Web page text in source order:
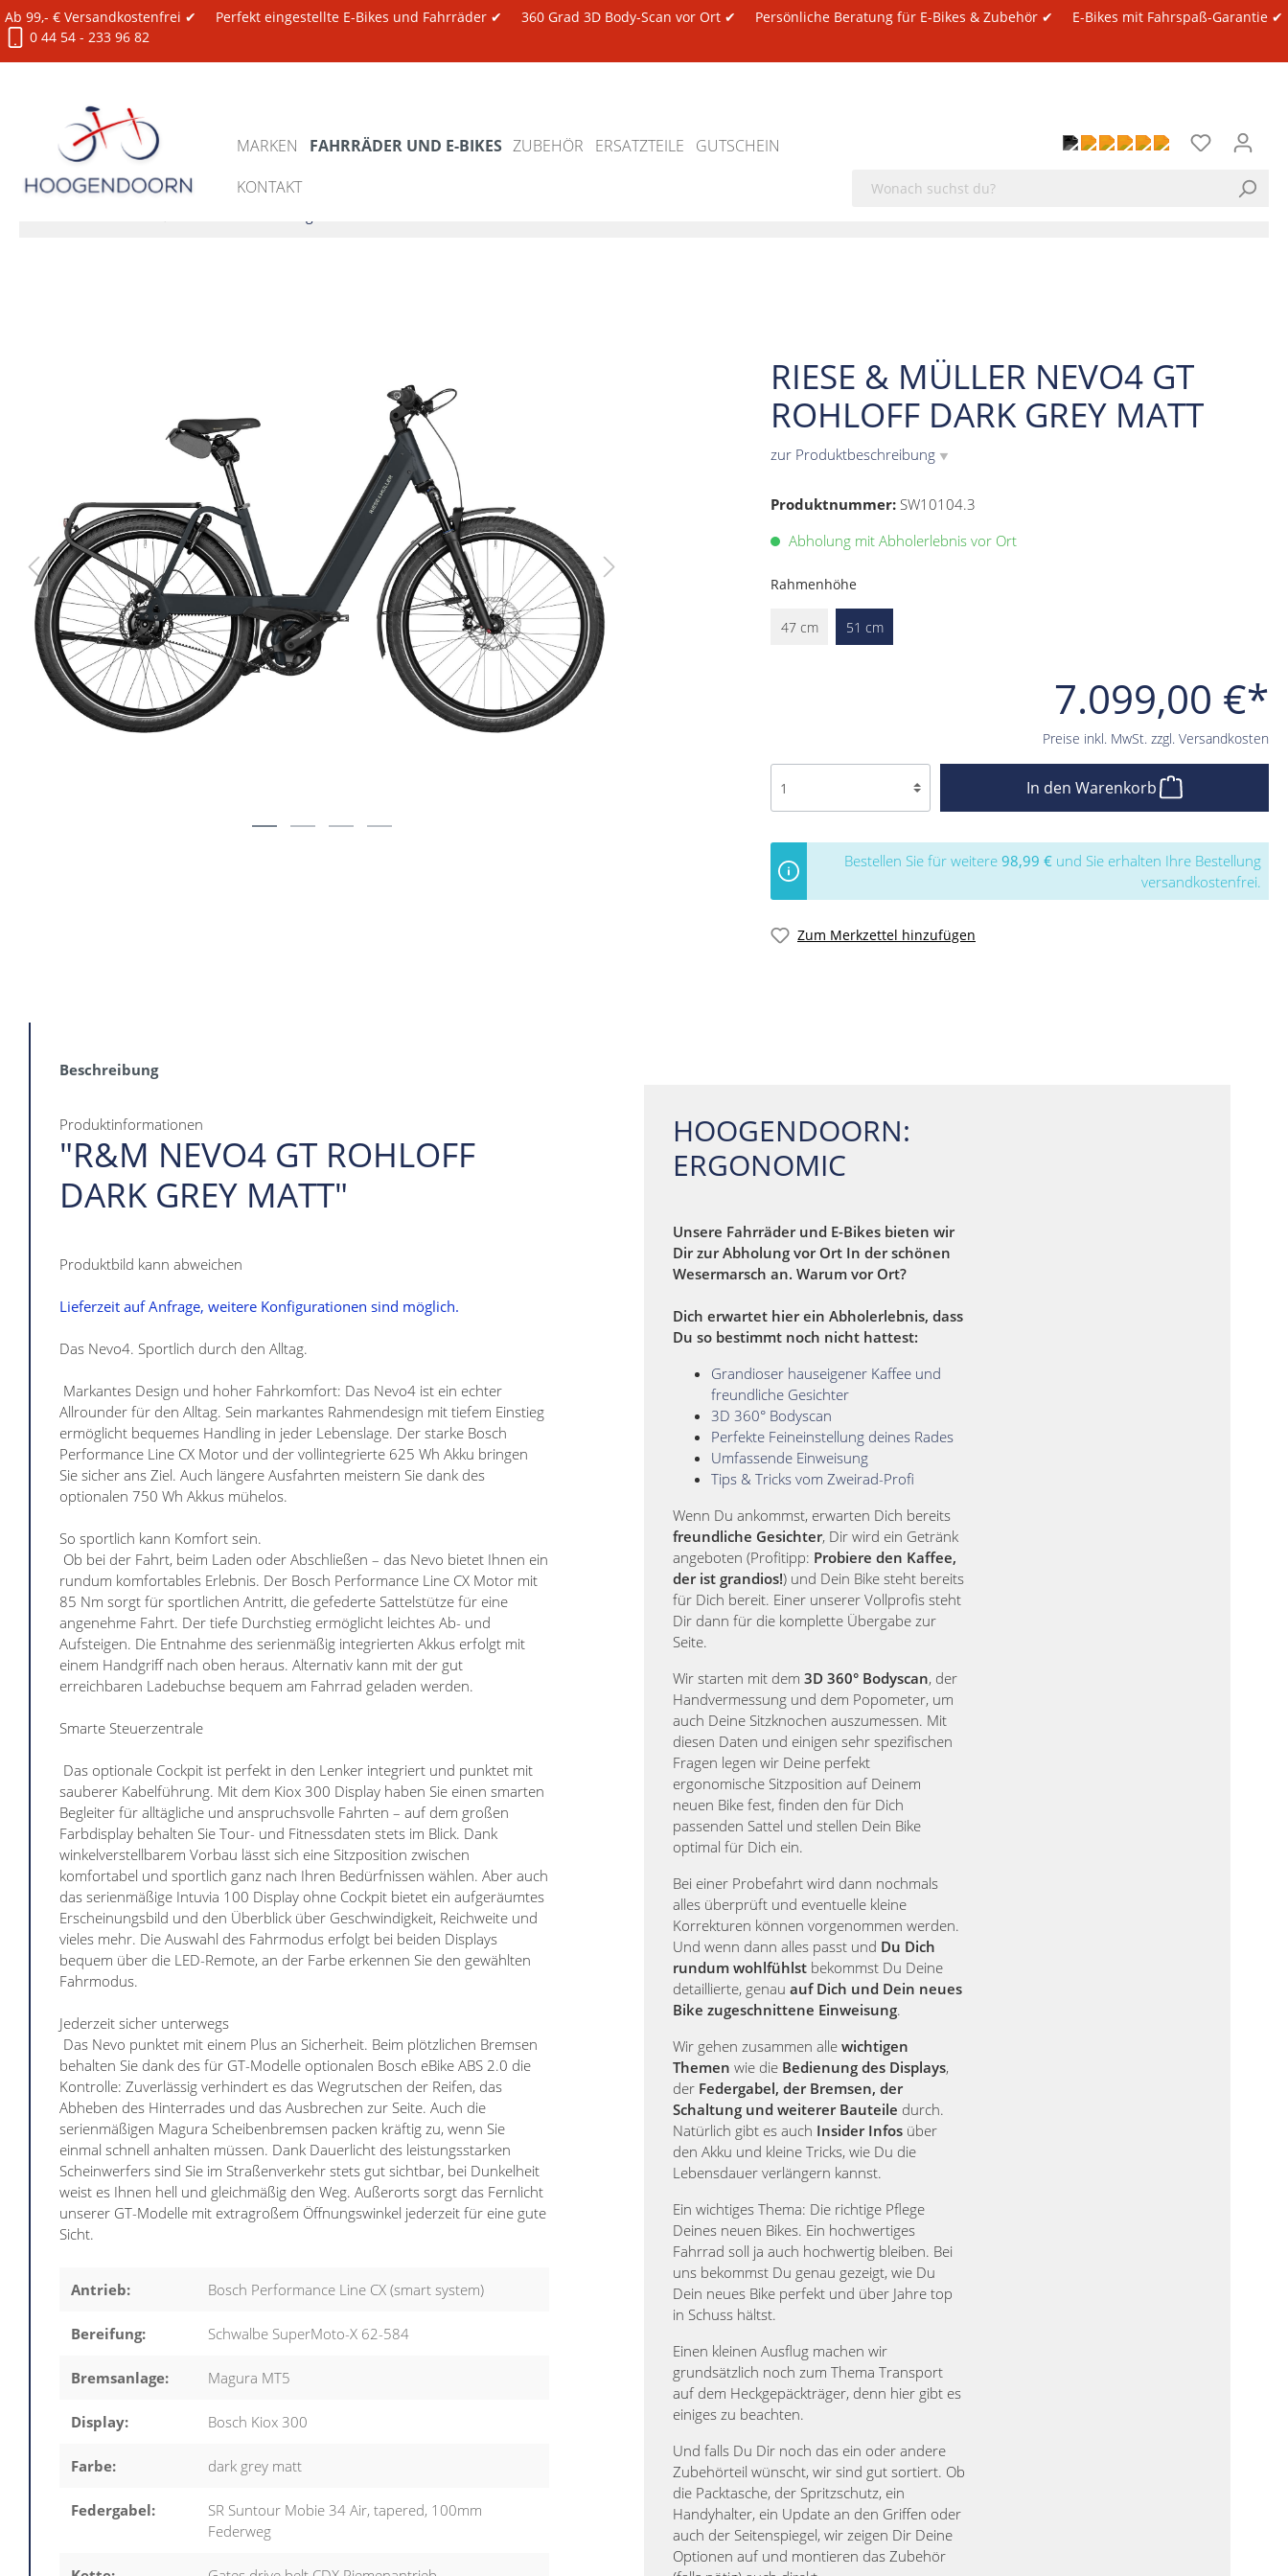
Ab 99,- € Versandkostenfrei ✔ Perfekt eingestellte E-Bikes und Fahrräder ✔ 360 Grad 3D Body-Scan vor Ort ✔ Persönliche Beratung für E-Bikes & Zubehör ✔
E-Bikes mit Fahrspaß-Garantie ✔
0 44 54 - 233 96 82
MARKEN FAHRRÄDER UND E-BIKES ZUBEHÖR ERSATZTEILE
GUTSCHEIN
KONTAKT
RIESE & MÜLLER NEVO4 GT
ROHLOFF DARK GREY MATT
zur Produktbeschreibung ▼
Produktnummer: SW10104.3
7.099,00 €*
Preise inkl. MwSt. zzgl. Versandkosten
Abholung mit Abholerlebnis vor Ort
Rahmenhöhe
47 cm 51 cm
In den Warenkorb
Bestellen Sie für weitere 98,99 € und Sie erhalten Ihre Bestellung
versandkostenfrei.
Zum Merkzettel hinzufügen
Beschreibung
Produktinformationen
"R&M NEVO4 GT ROHLOFF
DARK GREY MATT"
Produktbild kann abweichen
Lieferzeit auf Anfrage, weitere Konfigurationen sind möglich.
Das Nevo4. Sportlich durch den Alltag.
Markantes Design und hoher Fahrkomfort: Das Nevo4 ist ein echter
Allrounder für den Alltag. Sein markantes Rahmendesign mit tiefem Einstieg
ermöglicht bequemes Handling in jeder Lebenslage. Der starke Bosch
Performance Line CX Motor und der vollintegrierte 625 Wh Akku bringen
Sie sicher ans Ziel. Auch längere Ausfahrten meistern Sie dank des
optionalen 750 Wh Akkus mühelos.
So sportlich kann Komfort sein.
Ob bei der Fahrt, beim Laden oder Abschließen – das Nevo bietet Ihnen ein
rundum komfortables Erlebnis. Der Bosch Performance Line CX Motor mit
85 Nm sorgt für sportlichen Antritt, die gefederte Sattelstütze für eine
angenehme Fahrt. Der tiefe Durchstieg ermöglicht leichtes Ab- und
Aufsteigen. Die Entnahme des serienmäßig integrierten Akkus erfolgt mit
einem Handgriff nach oben heraus. Alternativ kann mit der gut
erreichbaren Ladebuchse bequem am Fahrrad geladen werden.
Smarte Steuerzentrale
Das optionale Cockpit ist perfekt in den Lenker integriert und punktet mit
sauberer Kabelführung. Mit dem Kiox 300 Display haben Sie einen smarten
Begleiter für alltägliche und anspruchsvolle Fahrten – auf dem großen
Farbdisplay behalten Sie Tour- und Fitnessdaten stets im Blick. Dank
winkelverstellbarem Vorbau lässt sich eine Sitzposition zwischen
komfortabel und sportlich ganz nach Ihren Bedürfnissen wählen. Aber auch
das serienmäßige Intuvia 100 Display ohne Cockpit bietet ein aufgeräumtes
Erscheinungsbild und den Überblick über Geschwindigkeit, Reichweite und
vieles mehr. Die Auswahl des Fahrmodus erfolgt bei beiden Displays
bequem über die LED-Remote, an der Farbe erkennen Sie den gewählten
Fahrmodus.
Jederzeit sicher unterwegs
Das Nevo punktet mit einem Plus an Sicherheit. Beim plötzlichen Bremsen
behalten Sie dank des für GT-Modelle optionalen Bosch eBike ABS 2.0 die
Kontrolle: Zuverlässig verhindert es das Wegrutschen der Reifen, das
Abheben des Hinterrades und das Ausbrechen zur Seite. Auch die
serienmäßigen Magura Scheibenbremsen packen kräftig zu, wenn Sie
einmal schnell anhalten müssen. Dank Dauerlicht des leistungsstarken
Scheinwerfers sind Sie im Straßenverkehr stets gut sichtbar, bei Dunkelheit
weist es Ihnen hell und gleichmäßig den Weg. Außerorts sorgt das Fernlicht
unserer GT-Modelle mit extragroßem Öffnungswinkel jederzeit für eine gute
Sicht.
Antrieb: Bosch Performance Line CX (smart system)
Bereifung: Schwalbe SuperMoto-X 62-584
Bremsanlage: Magura MT5
Display: Bosch Kiox 300
Farbe: dark grey matt
Federgabel:
SR Suntour Mobie 34 Air, tapered, 100mm
Federweg
HOOGENDOORN:
ERGONOMIC
Unsere Fahrräder und E-Bikes bieten wir
Dir zur Abholung vor Ort In der schönen
Wesermarsch an. Warum vor Ort?
Dich erwartet hier ein Abholerlebnis, dass
Du so bestimmt noch nicht hattest:
Grandioser hauseigener Kaffee und
freundliche Gesichter
3D 360° Bodyscan
Perfekte Feineinstellung deines Rades
Umfassende Einweisung
Tips & Tricks vom Zweirad-Profi
Wenn Du ankommst, erwarten Dich bereits
freundliche Gesichter, Dir wird ein Getränk
angeboten (Profitipp: Probiere den Kaffee,
der ist grandios!) und Dein Bike steht bereits
für Dich bereit. Einer unserer Vollprofis steht
Dir dann für die komplette Übergabe zur
Seite.
Wir starten mit dem 3D 360° Bodyscan, der
Handvermessung und dem Popometer, um
auch Deine Sitzknochen auszumessen. Mit
diesen Daten und einigen sehr spezifischen
Fragen legen wir Deine perfekt
ergonomische Sitzposition auf Deinem
neuen Bike fest, finden den für Dich
passenden Sattel und stellen Dein Bike
optimal für Dich ein.
Bei einer Probefahrt wird dann nochmals
alles überprüft und eventuelle kleine
Korrekturen können vorgenommen werden.
Und wenn dann alles passt und Du Dich
rundum wohlfühlst bekommst Du Deine
detaillierte, genau auf Dich und Dein neues
Bike zugeschnittene Einweisung.
Wir gehen zusammen alle wichtigen
Themen wie die Bedienung des Displays,
der Federgabel, der Bremsen, der
Schaltung und weiterer Bauteile durch.
Natürlich gibt es auch Insider Infos über
den Akku und kleine Tricks, wie Du die
Lebensdauer verlängern kannst.
Ein wichtiges Thema: Die richtige Pflege
Deines neuen Bikes. Ein hochwertiges
Fahrrad soll ja auch hochwertig bleiben. Bei
uns bekommst Du genau gezeigt, wie Du
Dein neues Bike perfekt und über Jahre top
in Schuss hältst.
Einen kleinen Ausflug machen wir
grundsätzlich noch zum Thema Transport
auf dem Heckgepäckträger, denn hier gibt es
einiges zu beachten.
Und falls Du Dir noch das ein oder andere
Zubehörteil wünscht, wir sind gut sortiert. Ob
die Packtasche, der Spritzschutz, ein
Handyhalter, ein Update an den Griffen oder
auch der Seitenspiegel, wir zeigen Dir Deine
Optionen auf und montieren das Zubehör